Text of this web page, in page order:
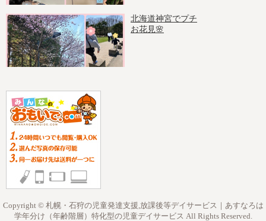
北海道神宮でプチ
お花見🌸
Copyright © 札幌・石狩の児童発達支援,放課後等デイサービス｜あすなろは
学年分け（年齢階層）特化型の児童デイサービス All Rights Reserved.